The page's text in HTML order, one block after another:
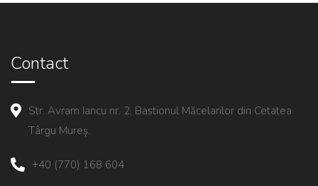
Contact
Str. Avram Iancu nr. 2, Bastionul Măcelarilor din Cetatea
Târgu Mureș.
+40 (770) 168 604